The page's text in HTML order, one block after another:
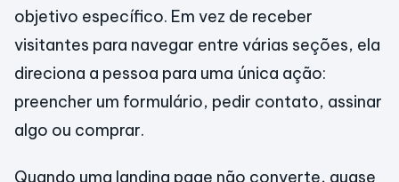
objetivo específico. Em vez de receber
visitantes para navegar entre várias seções, ela
direciona a pessoa para uma única ação:
preencher um formulário, pedir contato, assinar
algo ou comprar.
Quando uma landing page não converte, quase